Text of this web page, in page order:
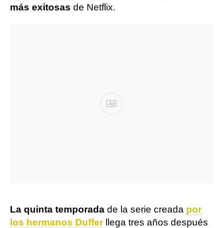
más exitosas de Netflix.
Ad
La quinta temporada de la serie creada por
los hermanos Dufferllega tres años después